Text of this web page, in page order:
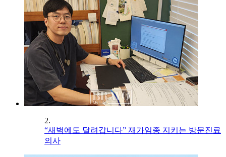
2.
“새벽에도 달려갑니다” 재가임종 지키는 방문진료
의사